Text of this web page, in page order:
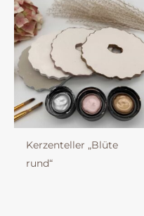
Kerzenteller „Blüte
rund“